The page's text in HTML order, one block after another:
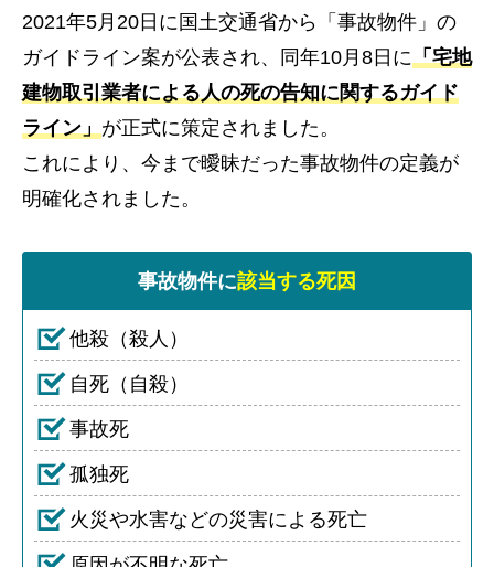
2021年5月20日に国土交通省から「事故物件」の
ガイドライン案が公表され、同年10月8日に「宅地
建物取引業者による人の死の告知に関するガイド
ライン」が正式に策定されました。
これにより、今まで曖昧だった事故物件の定義が
明確化されました。
事故物件に該当する死因
他殺（殺人）
自死（自殺）
事故死
孤独死
火災や水害などの災害による死亡